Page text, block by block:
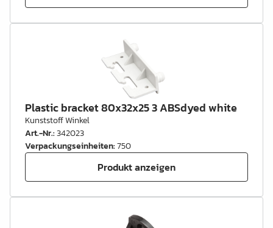
Plastic bracket 80x32x25 3 ABSdyed white
Kunststoff Winkel
Art.-Nr.:342023
Verpackungseinheiten:750
Produkt anzeigen